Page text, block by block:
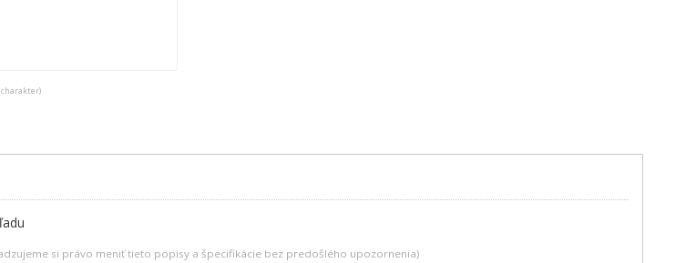
si právo meniť tieto popisy a špecifikácie bez predošlého upozornenia)